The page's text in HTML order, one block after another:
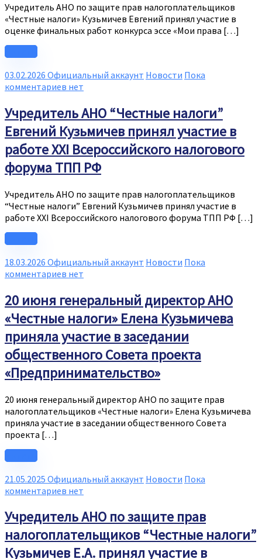
Учредитель АНО по защите прав налогоплательщиков
«Честные налоги» Кузьмичев Евгений принял участие в
оценке финальных работ конкурса эссе «Мои права […]
03.02.2026 Официальный аккаунт Новости Пока
комментариев нет
Учредитель АНО “Честные налоги”
Евгений Кузьмичев принял участие в
работе XXI Всероссийского налогового
форума ТПП РФ
Учредитель АНО по защите прав налогоплательщиков
“Честные налоги” Евгений Кузьмичев принял участие в
работе XXI Всероссийского налогового форума ТПП РФ […]
18.03.2026 Официальный аккаунт Новости Пока
комментариев нет
20 июня генеральный директор АНО
«Честные налоги» Елена Кузьмичева
приняла участие в заседании
общественного Совета проекта
«Предпринимательство»
20 июня генеральный директор АНО по защите прав
налогоплательщиков «Честные налоги» Елена Кузьмичева
приняла участие в заседании общественного Совета
проекта […]
21.05.2025 Официальный аккаунт Новости Пока
комментариев нет
Учредитель АНО по защите прав
налогоплательщиков “Честные налоги”
Кузьмичев Е.А. принял участие в